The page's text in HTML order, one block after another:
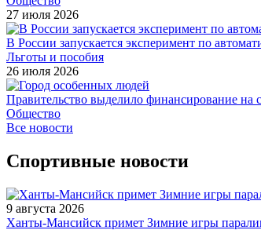
27 июля 2026
В России запускается эксперимент по
Льготы и пособия
26 июля 2026
Правительство выделило финансирование на
Общество
Все новости
Спортивные новости
9 августа 2026
Ханты-Мансийск примет Зимние игры